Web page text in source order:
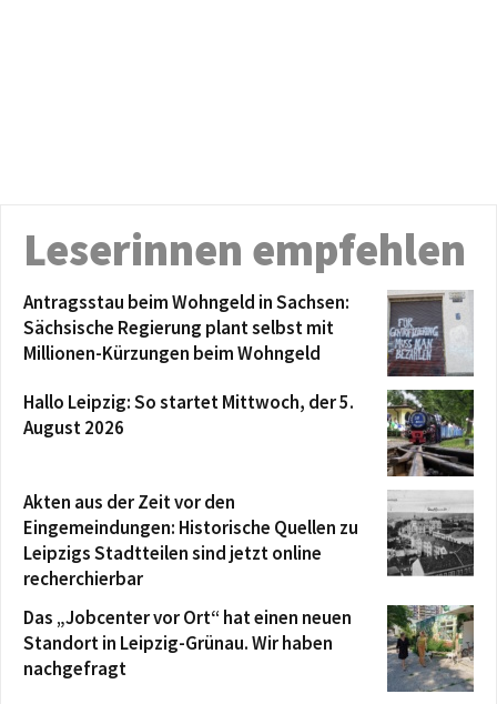
Leserinnen empfehlen
Antragsstau beim Wohngeld in Sachsen:
Sächsische Regierung plant selbst mit
Millionen-Kürzungen beim Wohngeld
Hallo Leipzig: So startet Mittwoch, der 5.
August 2026
Akten aus der Zeit vor den
Eingemeindungen: Historische Quellen zu
Leipzigs Stadtteilen sind jetzt online
recherchierbar
Das „Jobcenter vor Ort“ hat einen neuen
Standort in Leipzig-Grünau. Wir haben
nachgefragt